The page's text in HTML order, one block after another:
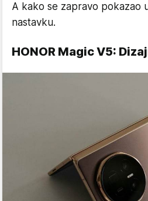
A kako se zapravo pokazao
nastavku.
HONOR Magic V5: